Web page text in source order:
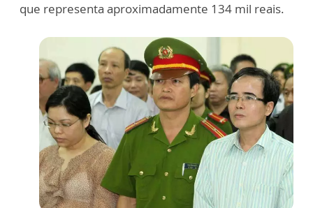
que representa aproximadamente 134 mil reais.